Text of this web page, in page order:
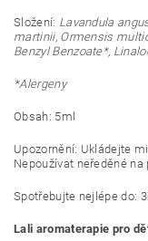
Složení: Lavandula
martinii, Ormensis
Benzyl Benzoate*,
*Alergeny
Obsah: 5ml
Upozornění: Ukládejte
Nepoužívat neředěné
Spotřebujte nejlépe do:
Lali aromaterapie pro